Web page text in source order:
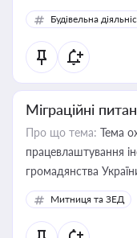
Будівельна
Міграційні
Про що тема: Тема
працевлаштування
громадянства
Митниця та ЗЕД